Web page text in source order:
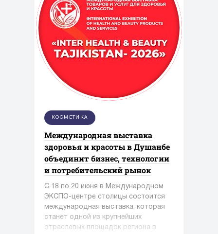
КОСМЕТИКА
Международная выставка
здоровья и красоты в Душанбе
объединит бизнес, технологии
и потребительский рынок
С 18 по 20 июня в Международном
ЭКСПО-центре столицы состоится
международная выставка, которая
станет одной из крупнейших
отраслевых площадок региона в